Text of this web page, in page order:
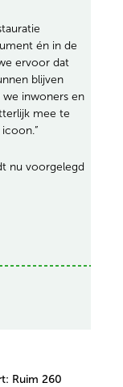
én in de
ervoor dat
blijven
we inwoners en
mee te
nu voorgelegd
Ruim 260